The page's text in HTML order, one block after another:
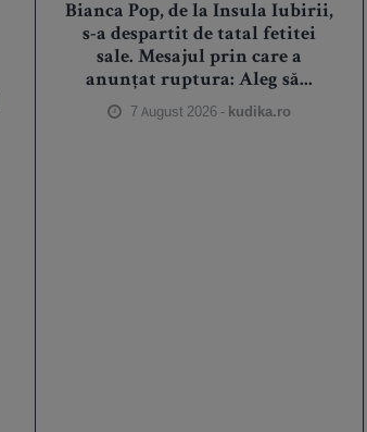
Bianca Pop, de la Insula Iubirii,
s-a despartit de tatal fetitei
sale. Mesajul prin care a
anunțat ruptura: Aleg să...
7 August 2026 - kudika.ro